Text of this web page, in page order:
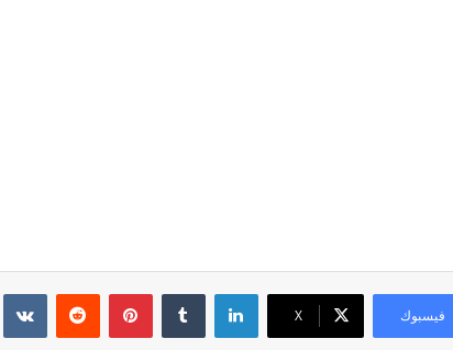
فيسبوك ‫X
لينكدإن بينتيريست